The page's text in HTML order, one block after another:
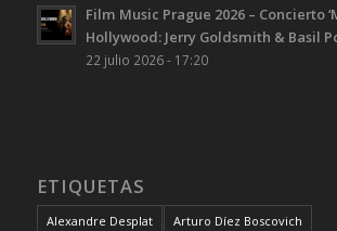
Film Music Prague 2026 – Concierto
Hollywood: Jerry Goldsmith & Basil
22 julio 2026 - 17:20
ETIQUETAS
Alexandre Desplat Arturo Díez Boscovich